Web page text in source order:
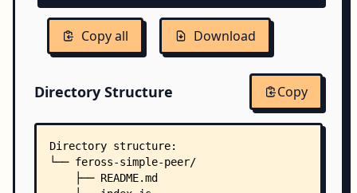
Copy all Download
Directory Structure Copy
Directory structure:
└── feross-simple-peer/
    ├── README.md